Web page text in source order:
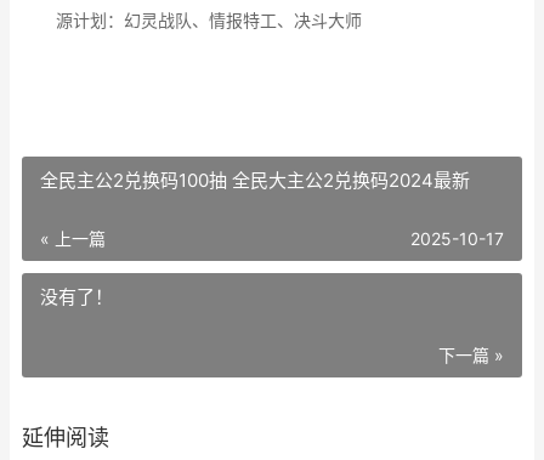
源计划：幻灵战队、情报特工、决斗大师
全民主公2兑换码100抽 全民大主公2兑换码2024最新
« 上一篇 2025-10-17
没有了！
下一篇 »
延伸阅读